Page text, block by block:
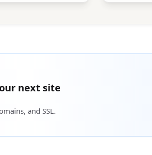
next site
and SSL.